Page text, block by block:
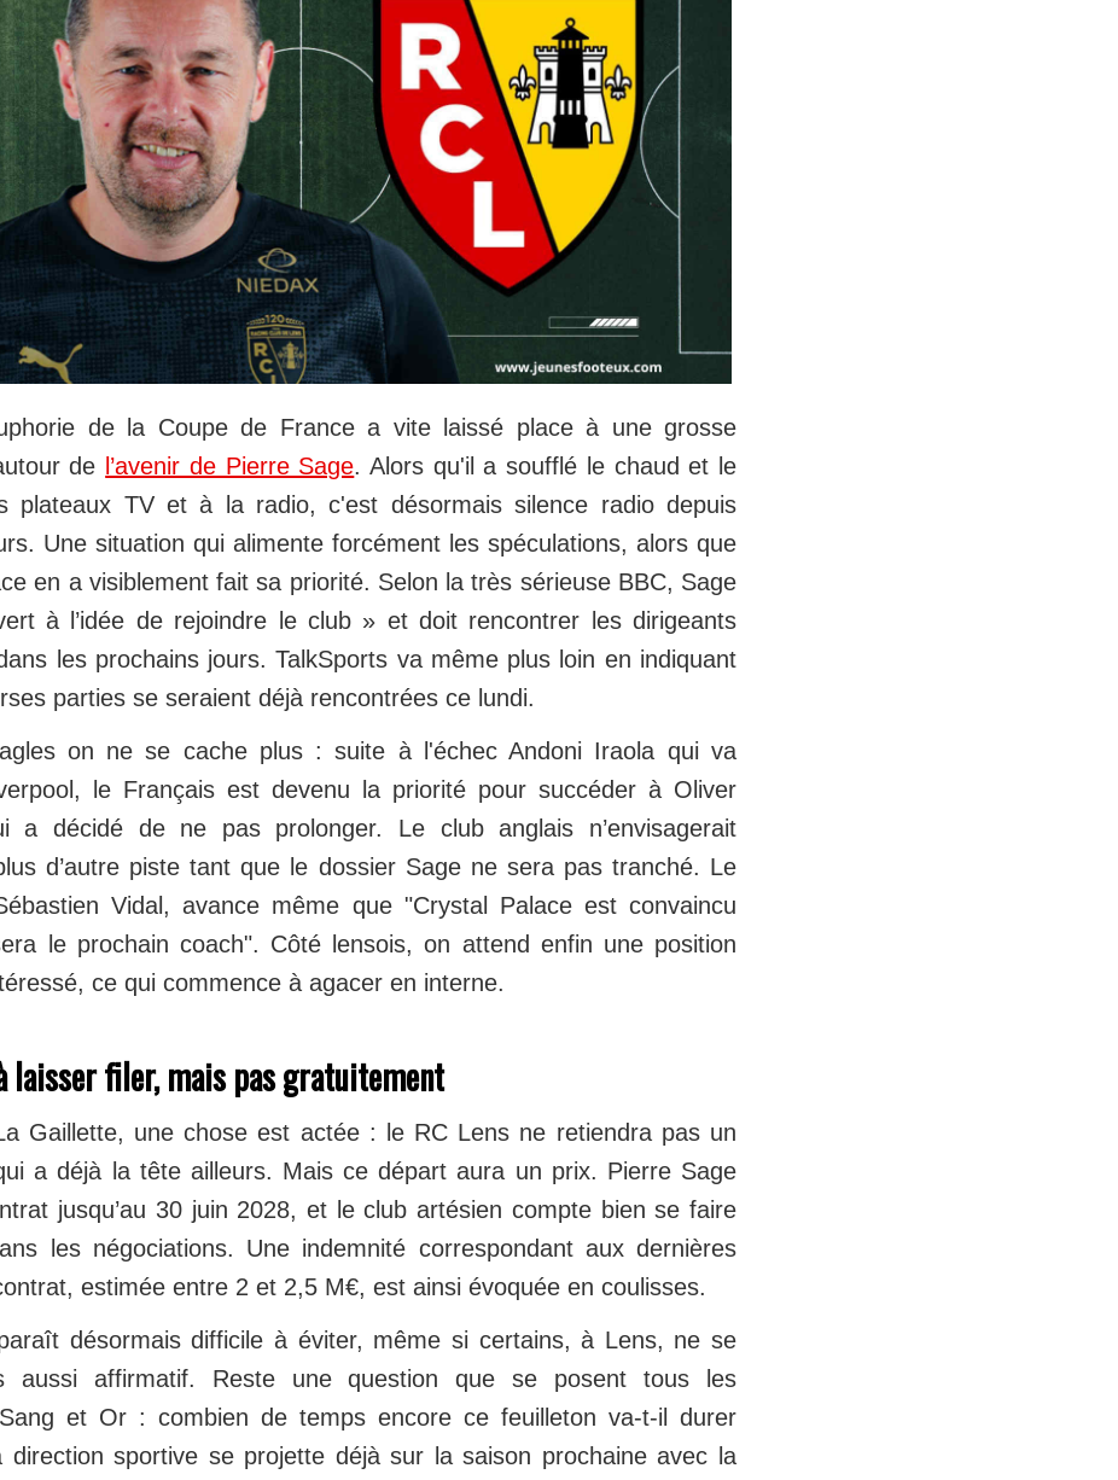
de la Coupe de France a vite laissé place à une grosse
de l’avenir de Pierre Sage. Alors qu'il a soufflé le chaud et le
plateaux TV et à la radio, c'est désormais silence radio depuis
Une situation qui alimente forcément les spéculations, alors que
en a visiblement fait sa priorité. Selon la très sérieuse BBC, Sage
à l’idée de rejoindre le club » et doit rencontrer les dirigeants
les prochains jours. TalkSports va même plus loin en indiquant
parties se seraient déjà rencontrées ce lundi.
on ne se cache plus : suite à l'échec Andoni Iraola qui va
le Français est devenu la priorité pour succéder à Oliver
a décidé de ne pas prolonger. Le club anglais n’envisagerait
d’autre piste tant que le dossier Sage ne sera pas tranché. Le
Vidal, avance même que "Crystal Palace est convaincu
le prochain coach". Côté lensois, on attend enfin une position
ce qui commence à agacer en interne.
laisser filer, mais pas gratuitement
Gaillette, une chose est actée : le RC Lens ne retiendra pas un
a déjà la tête ailleurs. Mais ce départ aura un prix. Pierre Sage
jusqu’au 30 juin 2028, et le club artésien compte bien se faire
les négociations. Une indemnité correspondant aux dernières
estimée entre 2 et 2,5 M€, est ainsi évoquée en coulisses.
désormais difficile à éviter, même si certains, à Lens, ne se
aussi affirmatif. Reste une question que se posent tous les
et Or : combien de temps encore ce feuilleton va-t-il durer
direction sportive se projette déjà sur la saison prochaine avec la